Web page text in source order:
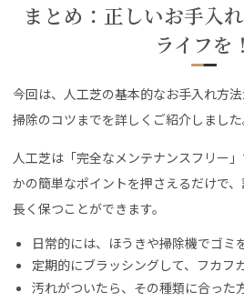
まとめ：正しいお手入
ライフを！
今回は、人工芝の基本的なお手入れ方
掃除のコツまでを詳しくご紹介しました
人工芝は「完全なメンテナンスフリー
かの簡単なポイントを押さえるだけで
長く保つことができます。
日常的には、ほうきや掃除機でゴミ
定期的にブラッシングして、フカフ
汚れがついたら、その種類に合った